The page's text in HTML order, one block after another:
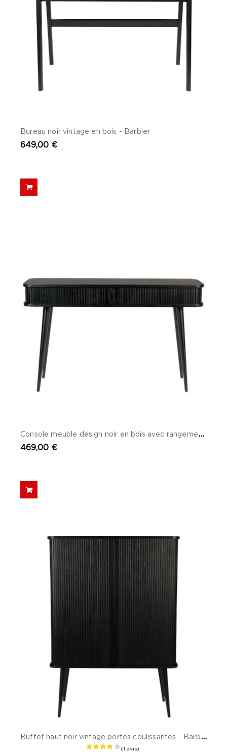
Bureau noir vintage en bois - Barbier
649,00 €
C
onsole meuble design noir en bois avec rangement - Barbier
469,00 €
B
uffet haut noir vintage portes coulissantes - Barbier